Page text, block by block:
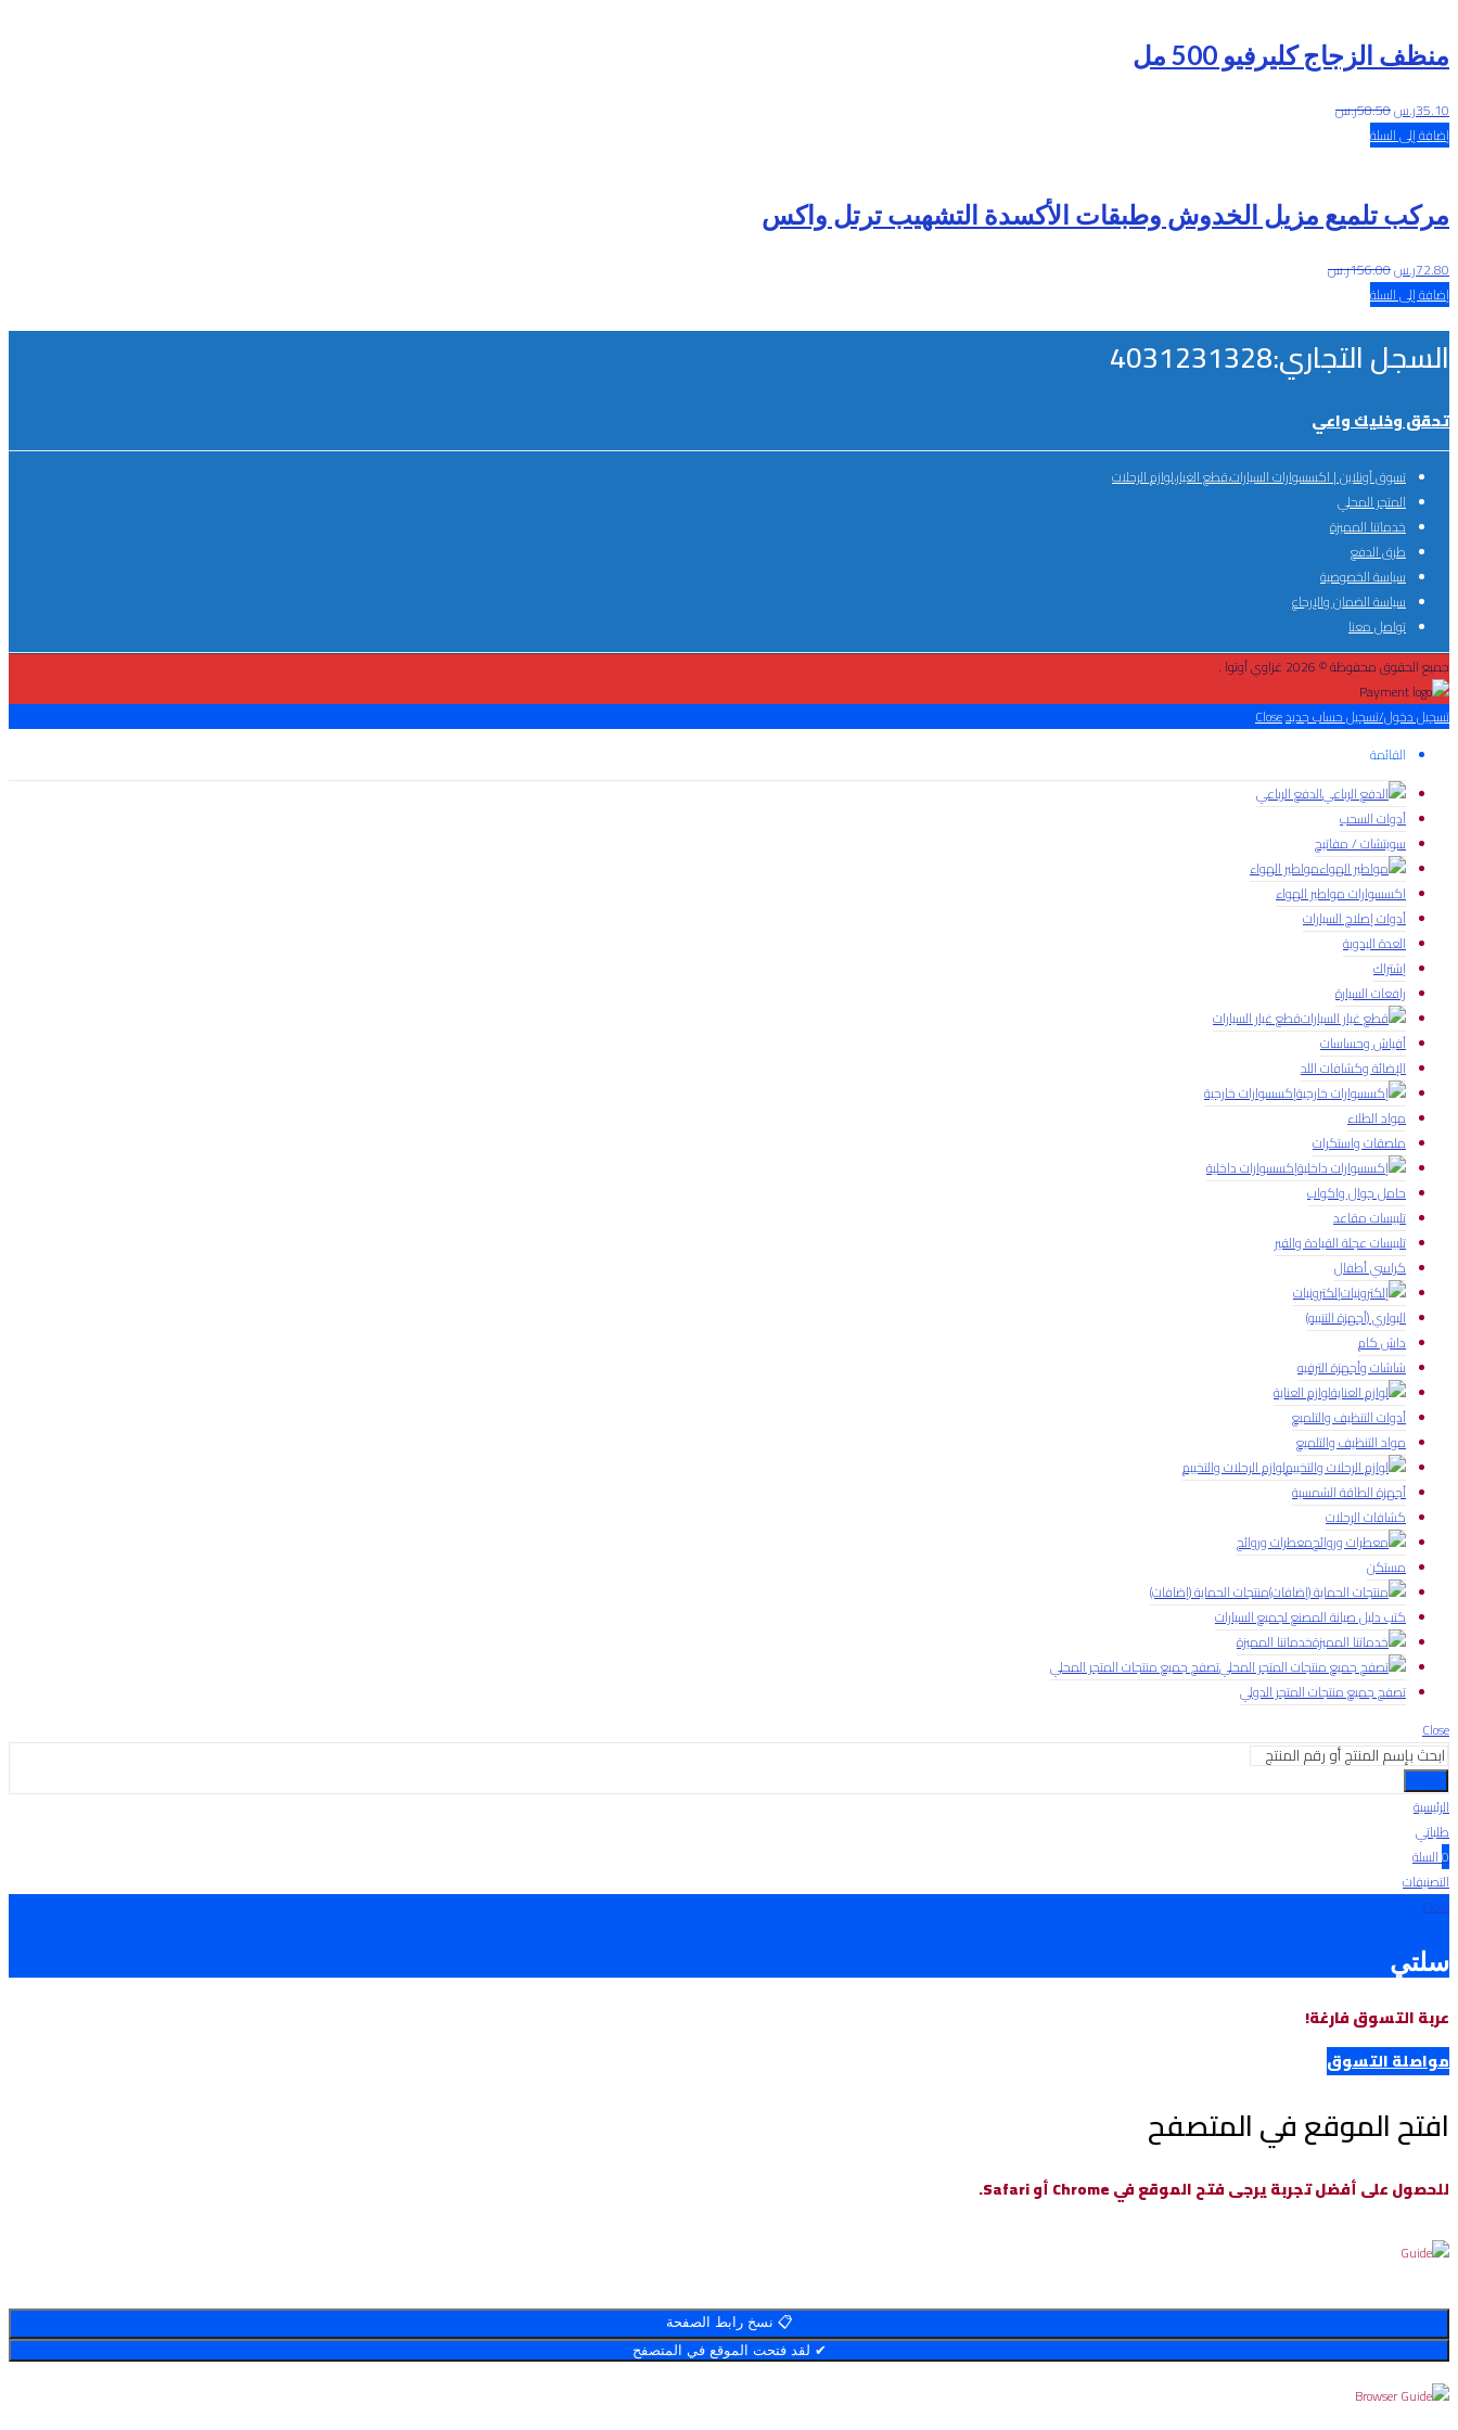
منظف الزجاج كليرفيو 500 مل
35.10ر.س58.50ر.س
إضافة إلى السلة
مركب تلميع مزيل الخدوش وطبقات الأكسدة التشهيب ترتل واكس
72.80ر.س156.00ر.س
إضافة إلى السلة
السجل التجاري:4031231328
تحقق وخليك واعي
تسوق أونلاين | اكسسوارات السيارات،قطع الغيار،لوازم الرحلات
المتجر المحلي
خدماتنا المميزة
طرق الدفع
سياسة الخصوصية
سياسة الضمان والإرجاع
تواصل معنا
جميع الحقوق محفوظة © 2026 غزاوي أوتوا .
تسجيل دخول/تسجيل حساب جديدClose
القائمة
الدفع الرباعي
أدوات السحب
سويتشات / مفاتيح
مواطير الهواء
اكسسوارات مواطير الهواء
أدوات إصلاح السيارات
العدة اليدوية
إشتراك
رافعات السيارة
قطع غيار السيارات
أفياش وحساسات
الإضائة وكشافات اللد
إكسسوارات خارجية
مواد الطلاء
ملصقات واستكرات
إكسسوارات داخلية
حامل جوال واكواب
تلبيسات مقاعد
تلبيسات عجلة القيادة والقير
كراسي أطفال
إلكترونيات
البواري (أجهزة التنبيه)
داش كام
شاشات وأجهزة الترفيه
لوازم العناية
أدوات التنظيف والتلميع
مواد التنظيف والتلميع
لوازم الرحلات والتخييم
أجهزة الطاقة الشمسية
كشافات الرحلات
معطرات وروائح
مستكن
منتجات الحماية (إضافات)
كتب دليل صيانة المصنع لجميع السيارات
خدماتنا المميزة
تصفح جميع منتجات المتجر المحلي
تصفح جميع منتجات المتجر الدولي
Close
الرئيسية
طلباتي
0السلة
التصنيفات
Close
سلتي
عربة التسوق فارغة!
مواصلة التسوق
افتح الموقع في المتصفح
للحصول على أفضل تجربة يرجى فتح الموقع في Chrome أو Safari.
📋 نسخ رابط الصفحة
✔ لقد فتحت الموقع في المتصفح